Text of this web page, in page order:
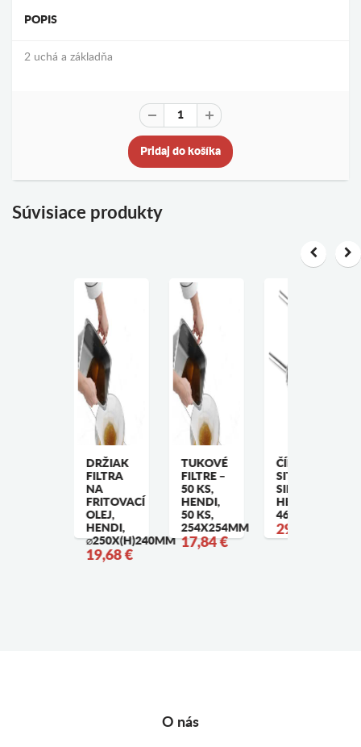
POPIS
2 uchá a základňa
Pridaj do košíka
Súvisiace produkty
DRŽIAK
FILTRA
NA
FRITOVACÍ
OLEJ,
HENDI,
⌀250X(H)240MM
19,68 €
TUKOVÉ
FILTRE –
50 KS,
HENDI,
50 KS,
254X254MM
17,84 €
ČÍNSKE
SITO SO
SIEŤKOU,
HENDI,
29,52 €
O nás